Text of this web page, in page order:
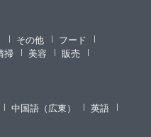
その他
フード
掃 美容
販売
中国語（広東）
英語